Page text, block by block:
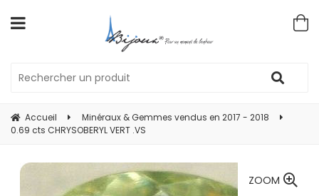
Accueil
Minéraux & Gemmes vendus en 2017 - 2018
0.69 cts CHRYSOBERYL VERT .VS
ZOOM